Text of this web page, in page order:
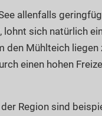
allenfalls
lohnt sich natürlich
den Mühlteich
einen hohen
Region sind